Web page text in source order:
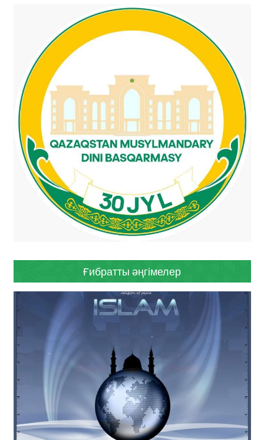
Ғибратты әңгімелер